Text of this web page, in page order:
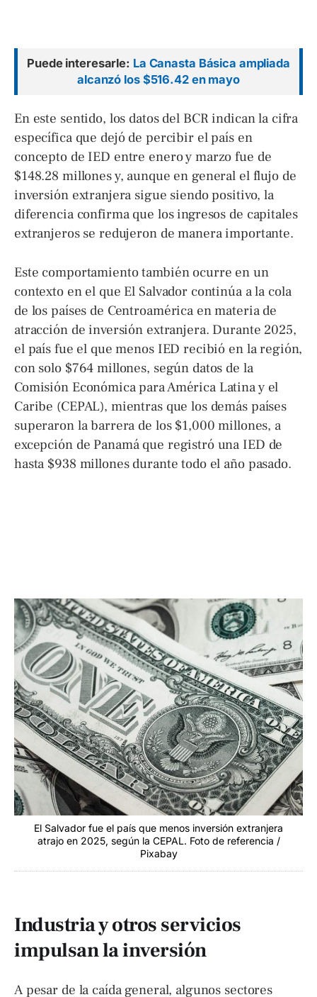
Puede interesarle: La Canasta Básica ampliada
alcanzó los $516.42 en mayo
En este sentido, los datos del BCR indican la cifra
específica que dejó de percibir el país en
concepto de IED entre enero y marzo fue de
$148.28 millones y, aunque en general el flujo de
inversión extranjera sigue siendo positivo, la
diferencia confirma que los ingresos de capitales
extranjeros se redujeron de manera importante.
Este comportamiento también ocurre en un
contexto en el que El Salvador continúa a la cola
de los países de Centroamérica en materia de
atracción de inversión extranjera. Durante 2025,
el país fue el que menos IED recibió en la región,
con solo $764 millones, según datos de la
Comisión Económica para América Latina y el
Caribe (CEPAL), mientras que los demás países
superaron la barrera de los $1,000 millones, a
excepción de Panamá que registró una IED de
hasta $938 millones durante todo el año pasado.
El Salvador fue el país que menos inversión extranjera
atrajo en 2025, según la CEPAL. Foto de referencia /
Pixabay
Industria y otros servicios
impulsan la inversión
A pesar de la caída general, algunos sectores